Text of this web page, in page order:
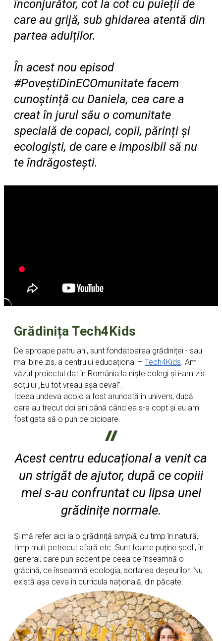
înconjurător, cot la cot cu puieții de
care au grijă, sub ghidarea atentă din
partea adulților.
În acest nou episod
#PoveștiDinECOmunitate facem
cunoștință cu Daniela, cea care a
creat în jurul său o comunitate
specială de copaci, copii, părinți și
ecologiști, de care e imposibil să nu
te îndrăgostești.
Grădinița Tech4Kids
De aproape patru ani, sunt fondatoarea grădiniței - sau
mai bine zis, a centrului educațional – Tech4Kids. Am
văzut proiectul dat în România la niște colegi și i-am zis
soțului „Eu tot vreau așa ceva!”.
Ideea undeva acolo a fost aruncată în univers, după
care au trecut doi ani până când ea s-a copt și eu am
fost gata să o pun pe picioare.
Acest centru educațional a venit ca
un strigăt de ajutor, după ce copiii
mei s-au confruntat cu lipsa unei
grădinițe normale.
Și mă refer aici la o grădiniță simplă, cu timp în natură,
timp mult petrecut afară etc. Sunt foarte puține școli, în
general, care pun accent pe ceea ce înseamnă o
grădină, ce înseamnă ecologia, sortarea deșeurilor. Nu
există așa ceva în curricula națională, din păcate.